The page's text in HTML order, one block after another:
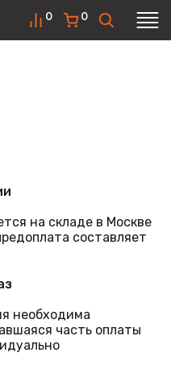
0
0
на складе в Москве
составляет
необходима
часть оплаты